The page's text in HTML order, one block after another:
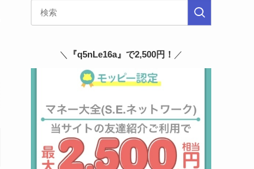
＼ 『q5nLe16a』で2,500円！ ／